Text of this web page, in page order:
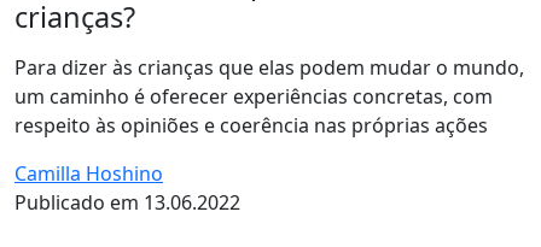
crianças?
Para dizer às crianças que elas podem mudar o mundo,
um caminho é oferecer experiências concretas, com
respeito às opiniões e coerência nas próprias ações
Camilla Hoshino
Publicado em 13.06.2022